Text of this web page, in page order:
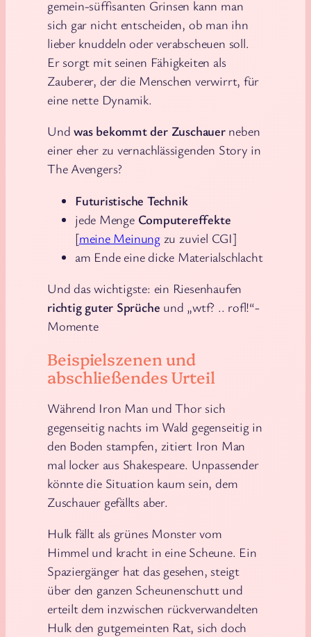
gemein-süffisanten Grinsen kann man
sich gar nicht entscheiden, ob man ihn
lieber knuddeln oder verabscheuen soll.
Er sorgt mit seinen Fähigkeiten als
Zauberer, der die Menschen verwirrt, für
eine nette Dynamik.
Undwas bekommt der Zuschauerneben
einer eher zu vernachlässigenden Story in
The Avengers?
Futuristische Technik
jede Menge Computereffekte
[meine Meinungzu zuviel CGI]
am Ende eine dicke Materialschlacht
Und das wichtigste: ein Riesenhaufen
richtig guter Sprüche und „wtf? .. rofl!“-
Momente
Beispielszenen und
abschließendes Urteil
Während Iron Man und Thor sich
gegenseitig nachts im Wald gegenseitig in
den Boden stampfen, zitiert Iron Man
mal locker aus Shakespeare. Unpassender
könnte die Situation kaum sein, dem
Zuschauer gefällts aber.
Hulk fällt als grünes Monster vom
Himmel und kracht in eine Scheune. Ein
Spaziergänger hat das gesehen, steigt
über den ganzen Scheunenschutt und
erteilt dem inzwischen rückverwandelten
Hulk den gutgemeinten Rat, sich doch